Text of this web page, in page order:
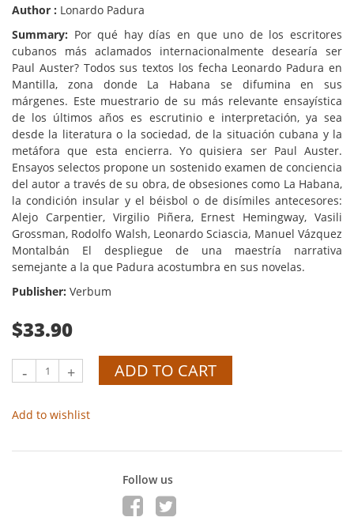
Author : Lonardo Padura
Summary: Por qué hay días en que uno de los escritores
cubanos más aclamados internacionalmente desearía ser
Paul Auster? Todos sus textos los fecha Leonardo Padura en
Mantilla, zona donde La Habana se difumina en sus
márgenes. Este muestrario de su más relevante ensayística
de los últimos años es escrutinio e interpretación, ya sea
desde la literatura o la sociedad, de la situación cubana y la
metáfora que esta encierra. Yo quisiera ser Paul Auster.
Ensayos selectos propone un sostenido examen de conciencia
del autor a través de su obra, de obsesiones como La Habana,
la condición insular y el béisbol o de disímiles antecesores:
Alejo Carpentier, Virgilio Piñera, Ernest Hemingway, Vasili
Grossman, Rodolfo Walsh, Leonardo Sciascia, Manuel Vázquez
Montalbán El despliegue de una maestría narrativa
semejante a la que Padura acostumbra en sus novelas.
Publisher: Verbum
$33.90
- + ADD TO CART
Add to wishlist
Follow us